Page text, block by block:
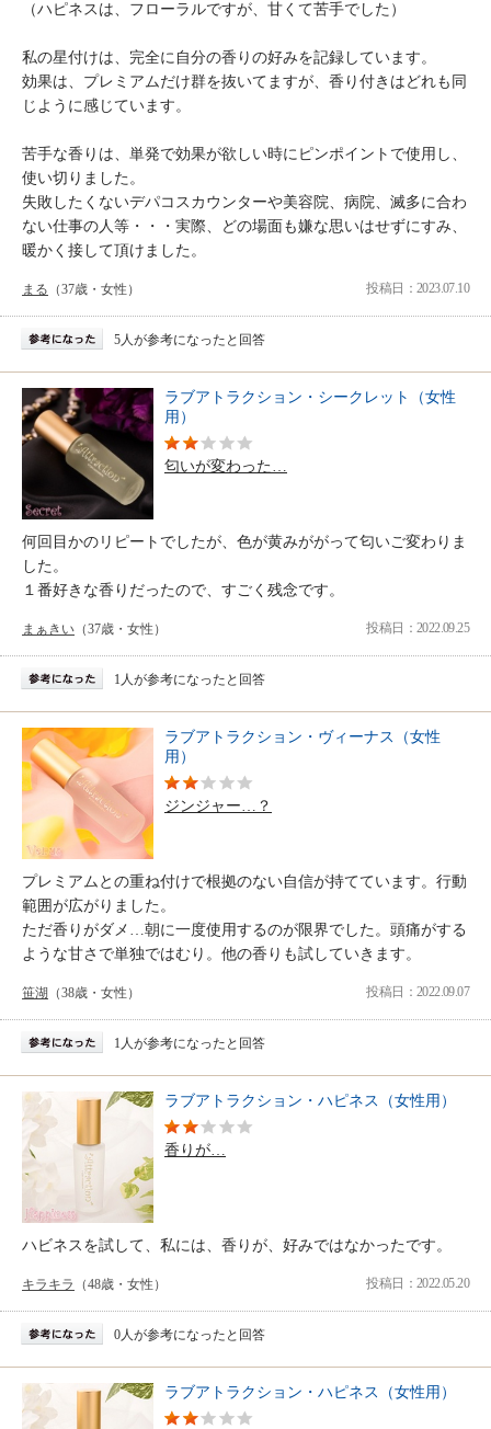
（ハピネスは、フローラルですが、甘くて苦手でした）
私の星付けは、完全に自分の香りの好みを記録しています。
効果は、プレミアムだけ群を抜いてますが、香り付きはどれも同
じように感じています。
苦手な香りは、単発で効果が欲しい時にピンポイントで使用し、
使い切りました。
失敗したくないデパコスカウンターや美容院、病院、滅多に合わ
ない仕事の人等・・・実際、どの場面も嫌な思いはせずにすみ、
暖かく接して頂けました。
まる （37歳・女性） 投稿日：2023.07.10
5人が参考になったと回答
ラブアトラクション・シークレット（女性
用）
匂いが変わった…
何回目かのリピートでしたが、色が黄みががって匂いご変わりま
した。
１番好きな香りだったので、すごく残念です。
まぁきい （37歳・女性） 投稿日：2022.09.25
1人が参考になったと回答
ラブアトラクション・ヴィーナス（女性
用）
ジンジャー…？
プレミアムとの重ね付けで根拠のない自信が持てています。行動
範囲が広がりました。
ただ香りがダメ…朝に一度使用するのが限界でした。頭痛がする
ような甘さで単独ではむり。他の香りも試していきます。
笹湖 （38歳・女性） 投稿日：2022.09.07
1人が参考になったと回答
ラブアトラクション・ハピネス（女性用）
香りが…
ハビネスを試して、私には、香りが、好みではなかったです。
キラキラ （48歳・女性） 投稿日：2022.05.20
0人が参考になったと回答
ラブアトラクション・ハピネス（女性用）